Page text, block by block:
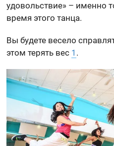
удовольствие» – именно
время этого танца.
Вы будете весело
этом терять вес 1 .